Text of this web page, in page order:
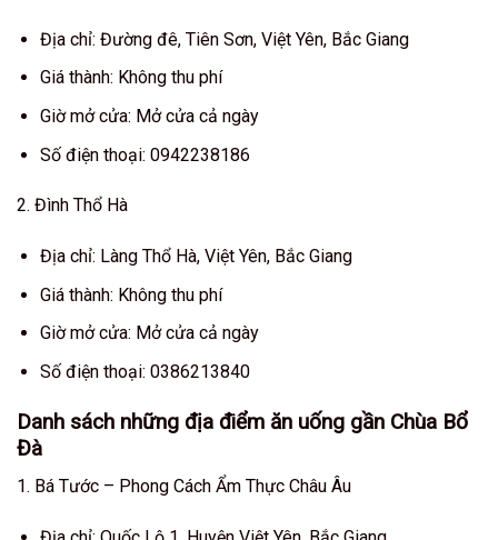
Địa chỉ: Đường đê, Tiên Sơn, Việt Yên, Bắc Giang
Giá thành: Không thu phí
Giờ mở cửa: Mở cửa cả ngày
Số điện thoại: 0942238186
2. Đình Thổ Hà
Địa chỉ: Làng Thổ Hà, Việt Yên, Bắc Giang
Giá thành: Không thu phí
Giờ mở cửa: Mở cửa cả ngày
Số điện thoại: 0386213840
Danh sách những địa điểm ăn uống gần Chùa Bổ
Đà
1. Bá Tước – Phong Cách Ẩm Thực Châu Âu